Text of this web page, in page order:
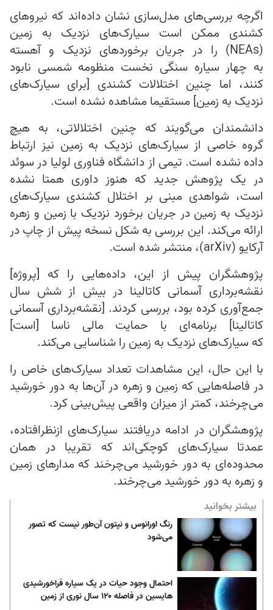
اگرچه بررسی‌های مدل‌سازی نشان داده‌اند که نیروهای
کشندی ممکن است سیارک‌های نزدیک به زمین
(NEAs) را در جریان برخوردهای نزدیک و آهسته
به چهار سیاره سنگی نخست منظومه شمسی نابود
کنند، اما چنین اختلالات کشندی [برای سیارک‌های
نزدیک به زمین] مستقیما مشاهده نشده است.
دانشمندان می‌گویند که چنین اختلالاتی، به هیچ
گروه خاصی از سیارک‌های نزدیک به زمین نیز ارتباط
داده نشده است. تیمی از دانشگاه فناوری لولیا در سوئد
در یک پژوهش جدید که هنوز داوری همتا نشده
است، شواهدی مبنی بر اختلال کشندی سیارک‌های
نزدیک به زمین در جریان برخورد نزدیک با زمین و زهره
ارائه می‌کند. این بررسی به شکل نسخه پیش از چاپ در
آرکایو (arXiv)، منتشر شده است.
پژوهشگران پیش از این، داده‌هایی را که [پروژه]
نقشه‌برداری آسمانی کاتالینا در بیش از شش سال
جمع‌آوری کرده بود، بررسی کردند. [نقشه‌برداری آسمانی
کاتالینا] برنامه‌ای با حمایت مالی ناسا [است]
که سیارک‌های نزدیک به زمین را شناسایی می‌کند.
با این حال، این مشاهدات تعداد سیارک‌های خاص را
در فاصله‌هایی که زمین و زهره در آن‌ها به دور خورشید
می‌چرخند، کمتر از میزان واقعی پیش‌بینی کرد.
پژوهشگران در ادامه دریافتند سیارک‌های ازنظر‌افتاده،
عمدتا سیارک‌های کوچکی‌اند که تقریبا در همان
محدوده‌ای به دور خورشید می‌چرخند که مدارهای زمین
و زهره به دور خورشید می‌چرخند.
بیشتر بخوانید
رنگ اورانوس و نپتون آن‌طور نیست که تصور
می‌شود
احتمال وجود حیات در یک سیاره فراخورشیدی
هایسین در فاصله ۱۲۰ سال نوری از زمین